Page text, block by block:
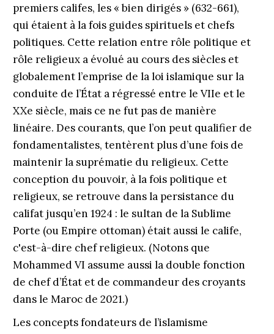
premiers califes, les « bien dirigés » (632-661),
qui étaient à la fois guides spirituels et chefs
politiques. Cette relation entre rôle politique et
rôle religieux a évolué au cours des siècles et
globalement l’emprise de la loi islamique sur la
conduite de l’État a régressé entre le VIIe et le
XXe siècle, mais ce ne fut pas de manière
linéaire. Des courants, que l’on peut qualifier de
fondamentalistes, tentèrent plus d’une fois de
maintenir la suprématie du religieux. Cette
conception du pouvoir, à la fois politique et
religieux, se retrouve dans la persistance du
califat jusqu’en 1924 : le sultan de la Sublime
Porte (ou Empire ottoman) était aussi le calife,
c'est-à-dire chef religieux. (Notons que
Mohammed VI assume aussi la double fonction
de chef d’État et de commandeur des croyants
dans le Maroc de 2021.)
Les concepts fondateurs de l’islamisme